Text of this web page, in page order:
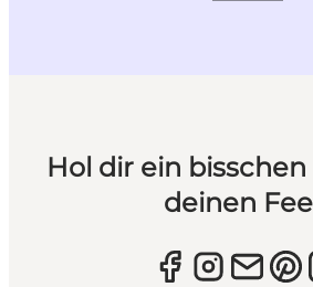
Hol dir ein
deinen